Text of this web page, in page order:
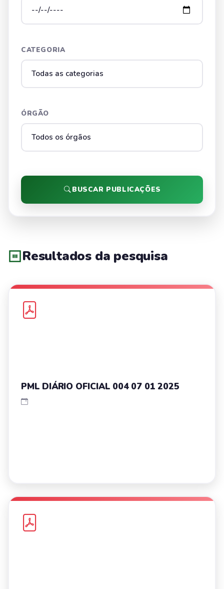
CATEGORIA
ÓRGÃO
BUSCAR PUBLICAÇÕES
Resultados da pesquisa
PML DIÁRIO OFICIAL 004 07 01 2025